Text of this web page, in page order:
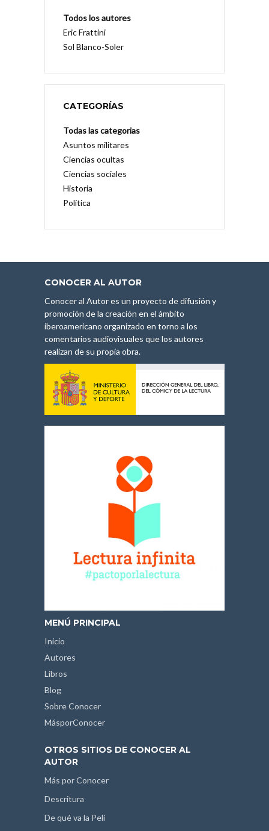
Todos los autores
Eric Frattini
Sol Blanco-Soler
CATEGORÍAS
Todas las categorias
Asuntos militares
Ciencias ocultas
Ciencias sociales
Historia
Política
CONOCER AL AUTOR
Conocer al Autor es un proyecto de difusión y
promoción de la creación en el ámbito
iberoamericano organizado en torno a los
comentarios audiovisuales que los autores
realizan de su propia obra.
MENÚ PRINCIPAL
Inicio
Autores
Libros
Blog
Sobre Conocer
MásporConocer
OTROS SITIOS DE CONOCER AL
AUTOR
Más por Conocer
Descritura
De qué va la Peli